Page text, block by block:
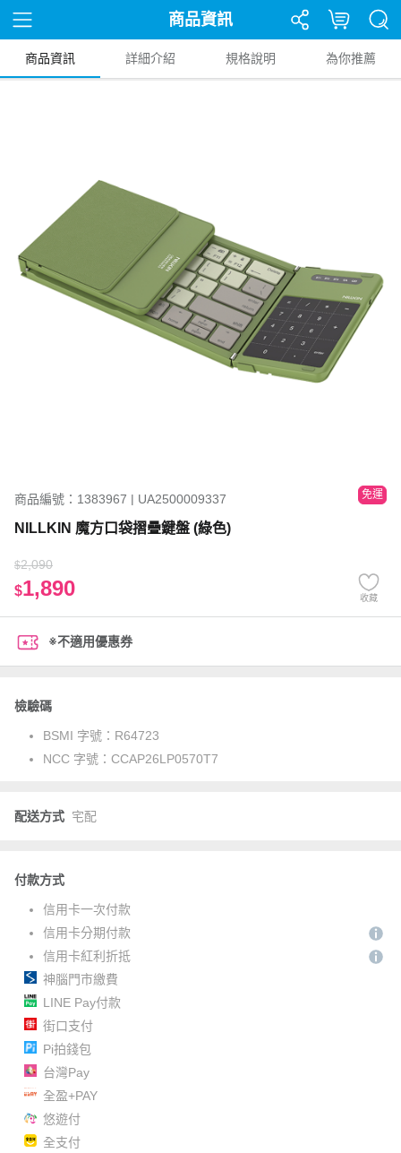
商品資訊
商品資訊 詳細介紹 規格說明 為你推薦
商品編號：1383967 | UA2500009337 免運
NILLKIN 魔方口袋摺疊鍵盤 (綠色)
$2,090
$1,890 收藏
※不適用優惠券
檢驗碼
BSMI 字號： R64723
NCC 字號： CCAP26LP0570T7
配送方式 宅配
付款方式
信用卡一次付款
信用卡分期付款
信用卡紅利折抵
神腦門市繳費
LINE Pay付款
街口支付
Pi拍錢包
台灣Pay
全盈+PAY
悠遊付
全支付